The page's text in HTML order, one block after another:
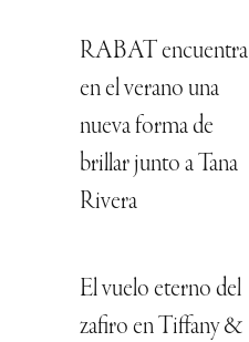
RABAT encuentra
en el verano una
nueva forma de
brillar junto a Tana
Rivera
El vuelo eterno del
zafiro en Tiffany &